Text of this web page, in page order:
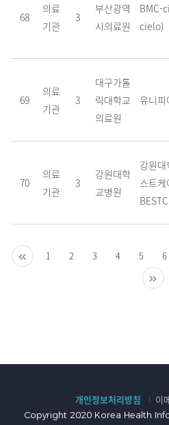
습
다.
68
의료
기관
3
부산광역
시의료원
BMC-
cielo)
69
의료
기관
3
대구가톨
릭대학교
의료원
유니
70
의료
기관
3
강원대학
교병원
강원
스트
처
1 2 3 4 5 6
마
개인정보처리방침 이
Copyright 2020 Korea Health